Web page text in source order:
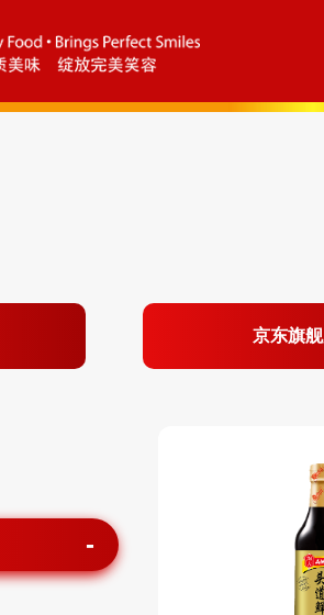
京东旗